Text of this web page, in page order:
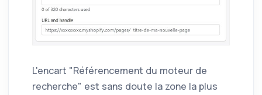
L'encart "Référencement du moteur de
recherche" est sans doute la zone la plus